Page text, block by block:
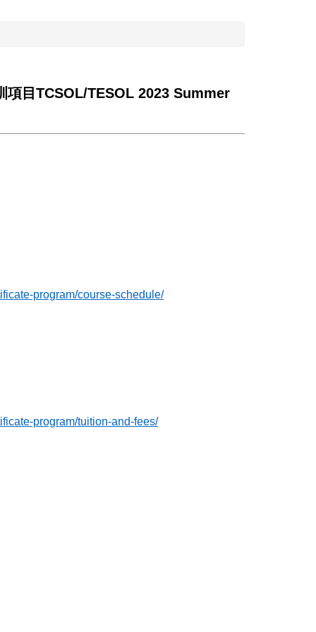
項目TCSOL/TESOL 2023 Summer
program/course-schedule/
program/tuition-and-fees/